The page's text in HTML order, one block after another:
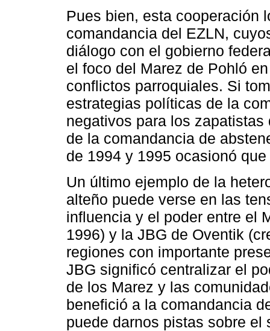
Pues bien, esta cooperación
comandancia del EZLN,
diálogo con el gobierno
el foco del Marez de Pohló
conflictos parroquiales. Si
estrategias políticas de la
negativos para los
de la comandancia de
de 1994 y 1995 ocasionó
Un último ejemplo de la
alteño puede verse en las
influencia y el poder entre el
1996) y la JBG de Oventik
regiones con importante
JBG significó centralizar el
de los Marez y las
benefició a la comandancia
puede darnos pistas sobre